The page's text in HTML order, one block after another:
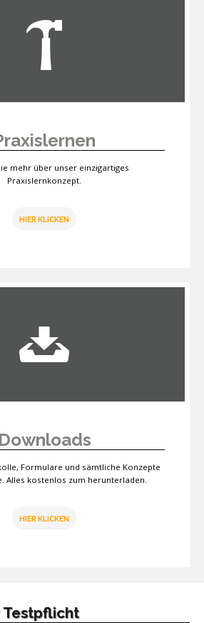
mehr über unser einzigartiges
Praxislernkonzept.
HIER KLICKEN
Downloads
Formulare und sämtliche Konzepte
Alles kostenlos zum herunterladen.
HIER KLICKEN
Testpflicht